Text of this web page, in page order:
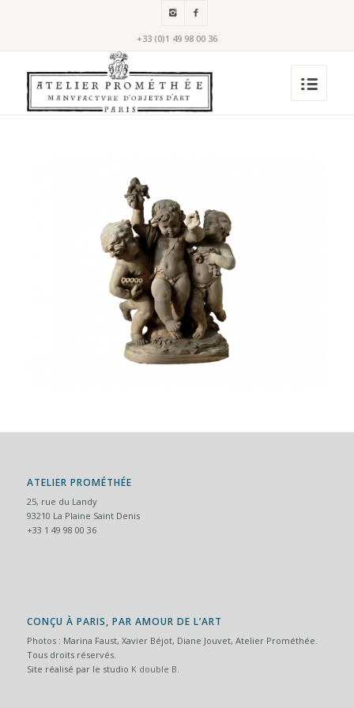
+33 (0)1 49 98 00 36
ATELIER PROMÉTHÉE
25, rue du Landy
93210 La Plaine Saint Denis
+33 1 49 98 00 36
CONÇU À PARIS, PAR AMOUR DE L’ART
Photos : Marina Faust, Xavier Béjot, Diane Jouvet, Atelier Prométhée.
Tous droits réservés.
Site réalisé par le studio K double B